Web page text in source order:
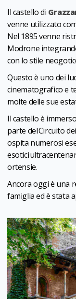
Il castello di
venne utilizzato
Nel 1895 venne
Modrone
con lo stile
Questo è uno dei
cinematografico e
molte delle sue
Il castello è
parte del Circuito
ospita numerosi
esotici
ortensie.
Ancora oggi è una
famiglia ed è stata